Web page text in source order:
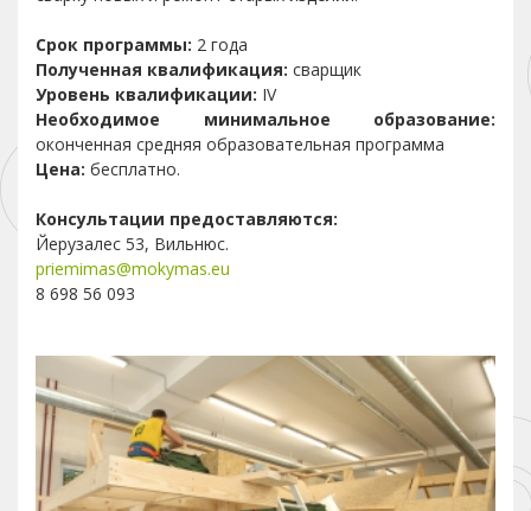
Срок программы: 2 года
Полученная квалификация: сварщик
Уровень квалификации: IV
Необходимое минимальное образование:
оконченная средняя образовательная программа
Цена: бесплатно.
Консультации предоставляются:
Йерузалес 53, Вильнюс.
priemimas@mokymas.eu
8 698 56 093